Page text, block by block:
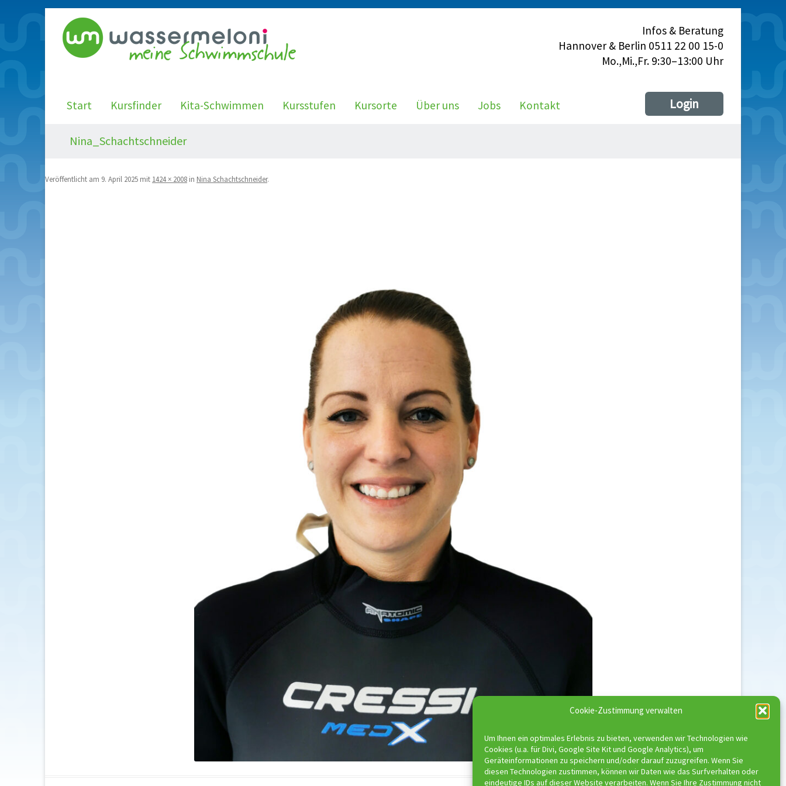
Cookie-Zustimmung verwalten
Um Ihnen ein optimales Erlebnis zu bieten, verwenden wir Technologien wie
Cookies (u.a. für Divi, Google Site Kit und Google Analytics), um
Geräteinformationen zu speichern und/oder darauf zuzugreifen. Wenn Sie
diesen Technologien zustimmen, können wir Daten wie das Surfverhalten oder
eindeutige IDs auf dieser Website verarbeiten. Wenn Sie Ihre Zustimmung nicht
Infos & Beratung
Hannover & Berlin 0511 22 00 15-0
Mo.,Mi.,Fr. 9:30–13:00 Uhr
Start Kursfinder Kita-Schwimmen Kursstufen Kursorte Über uns Jobs Kontakt Login
Nina_Schachtschneider
Veröffentlicht am 9. April 2025 mit 1424 × 2008 in Nina Schachtschneider.